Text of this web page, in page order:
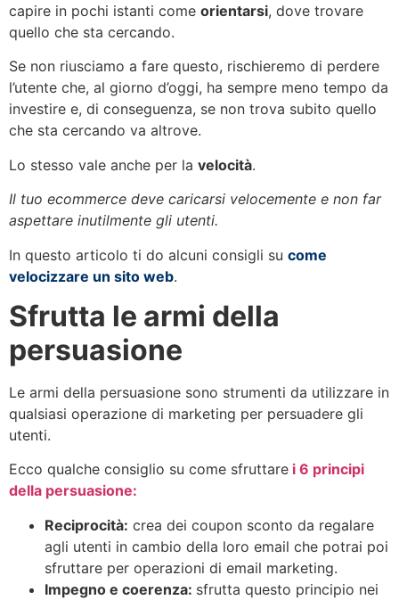
capire in pochi istanti come orientarsi, dove trovare
quello che sta cercando.
Se non riusciamo a fare questo, rischieremo di perdere
l’utente che, al giorno d’oggi, ha sempre meno tempo da
investire e, di conseguenza, se non trova subito quello
che sta cercando va altrove.
Lo stesso vale anche per la velocità.
Il tuo ecommerce deve caricarsi velocemente e non far
aspettare inutilmente gli utenti.
In questo articolo ti do alcuni consigli su come
velocizzare un sito web.
Sfrutta le armi della
persuasione
Le armi della persuasione sono strumenti da utilizzare in
qualsiasi operazione di marketing per persuadere gli
utenti.
Ecco qualche consiglio su come sfruttare i 6 principi
della persuasione:
Reciprocità: crea dei coupon sconto da regalare
agli utenti in cambio della loro email che potrai poi
sfruttare per operazioni di email marketing.
Impegno e coerenza: sfrutta questo principio nei